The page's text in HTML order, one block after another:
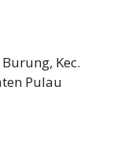
Kec.
Pulau